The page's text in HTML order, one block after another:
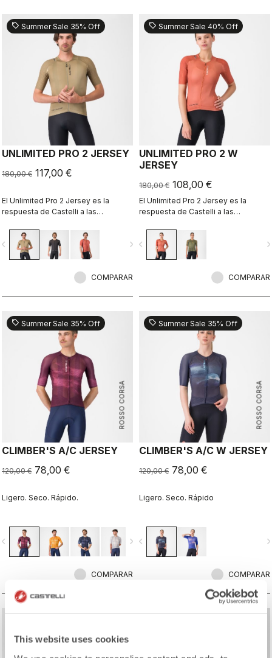
This website uses cookies
sell Summer Sale 35% Off
UNLIMITED PRO 2 JERSEY
180,00 € 117,00 €
El Unlimited Pro 2 Jersey es la
respuesta de Castelli a las
deportistas sobre grava que buscan
cada ganancia marginal sin sacrificar
el espíritu del deporte.
navigate_next
COMPARAR
sell Summer Sale 40% Off
UNLIMITED PRO 2 W
JERSEY
180,00 € 108,00 €
El Unlimited Pro 2 Jersey es la
respuesta de Castelli a las
deportistas sobre grava que buscan
cada ganancia marginal sin sacrificar
el espíritu del deporte.
navigate_before
COMPARAR
ROSSO CORSA
sell Summer Sale 35% Off
CLIMBER'S A/C JERSEY
120,00 € 78,00 €
Ligero. Seco. Rápido.
navigate_next
COMPARAR
ROSSO CORSA
sell Summer Sale 35% Off
CLIMBER'S A/C W JERSEY
120,00 € 78,00 €
Ligero. Seco. Rápido
navigate_before
COMPARAR